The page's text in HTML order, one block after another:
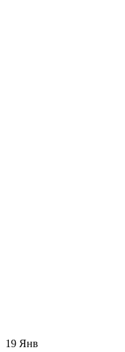
19 Янв